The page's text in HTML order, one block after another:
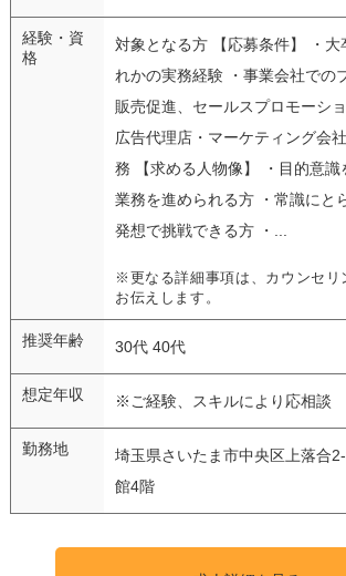
経験・資
格
対象となる方 【応募条件】 ・
れかの実務経験 ・事業会社での
販売促進、セールスプロモーシ
広告代理店・マーケティング会
務 【求める人物像】 ・目的意識
業務を進められる方 ・常識にと
発想で挑戦できる方 ・...
※更なる詳細事項は、カウンセリ
お伝えします。
推奨年齢 30代 40代
想定年収 ※ご経験、スキルにより応相談
勤務地
埼玉県さいたま市中央区上落
館4階